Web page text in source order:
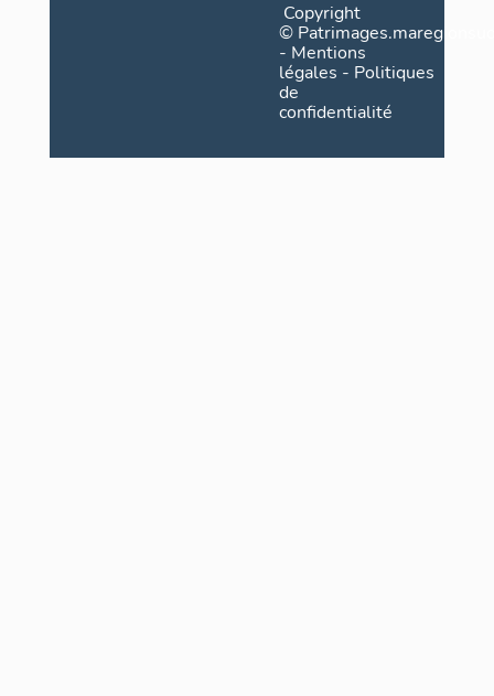
Copyright
©
- Mentions
légales - Politiques
de
confidentialité